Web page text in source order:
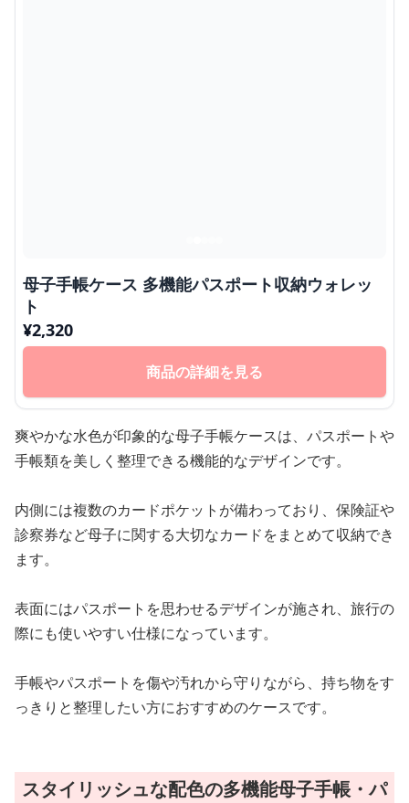
母子手帳ケース 多機能パスポート収納ウォレッ
ト
¥2,320
商品の詳細を見る
爽やかな水色が印象的な母子手帳ケースは、パスポートや
手帳類を美しく整理できる機能的なデザインです。
内側には複数のカードポケットが備わっており、保険証や
診察券など母子に関する大切なカードをまとめて収納でき
ます。
表面にはパスポートを思わせるデザインが施され、旅行の
際にも使いやすい仕様になっています。
手帳やパスポートを傷や汚れから守りながら、持ち物をす
っきりと整理したい方におすすめのケースです。
スタイリッシュな配色の多機能母子手帳・パ